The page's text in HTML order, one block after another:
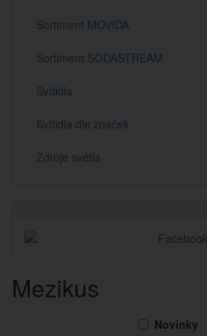
Sortiment MOVIDA
Sortiment SODASTREAM
Svítidla
Svítidla dle značek
Zdroje světla
Mezikus
Novinky